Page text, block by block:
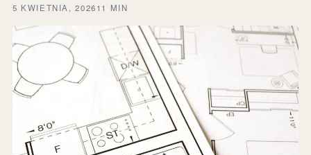
5 KWIETNIA, 202611 MIN